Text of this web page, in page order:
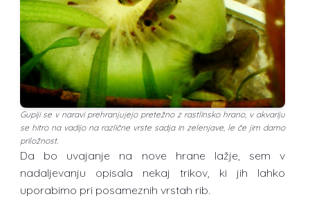
Gupiji se v naravi prehranjujejo pretežno z rastlinsko hrano, v akvariju
se hitro na vadijo na različne vrste sadja in zelenjave, le če jim damo
priložnost.
Da bo uvajanje na nove hrane lažje, sem v
nadaljevanju opisala nekaj trikov, ki jih lahko
uporabimo pri posameznih vrstah rib.